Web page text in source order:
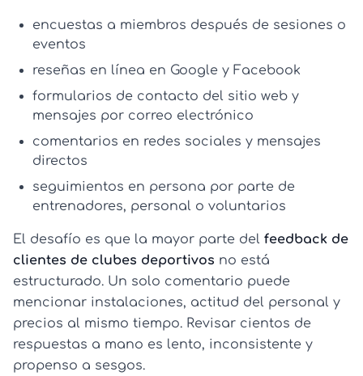
encuestas a miembros después de sesiones o
eventos
reseñas en línea en Google y Facebook
formularios de contacto del sitio web y
mensajes por correo electrónico
comentarios en redes sociales y mensajes
directos
seguimientos en persona por parte de
entrenadores, personal o voluntarios
El desafío es que la mayor parte del feedback de
clientes de clubes deportivos no está
estructurado. Un solo comentario puede
mencionar instalaciones, actitud del personal y
precios al mismo tiempo. Revisar cientos de
respuestas a mano es lento, inconsistente y
propenso a sesgos.